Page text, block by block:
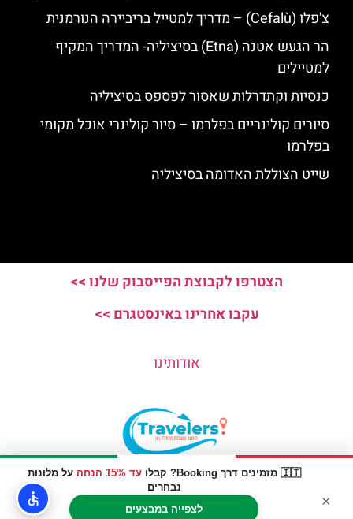
🇮🇹 מזמינים דרך Booking? קבלו עד 15% הנחה
על מלונות
נבחרים
לצפייה במבצעים
×
צ'פלו (Cefalù) – מדריך למטייל בריביירה הנורמנית
הר הגעש אטנה (Etna) בסיציליה- המדריך המקיף
למטיילים
כנסיות וקתדרלות שאסור לפספס בסיציליה
סיורים קולינריים בפלרמו – סיור קולינרי אוכל מקומי
בפלרמו
שייט הצוללת האדומה בסיציליה
הצטרפו לקבוצת הפייסבוק שלנו >>
עקבו אחרינו באינסטגרם >>
אודותינו
האתר הינו אתר המלצות מטיילים © כל הזכויות שמורות לסוכנות
TRAVELERS.CO.IL